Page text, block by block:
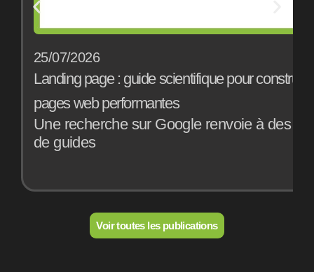
25/07/2026
Landing page : guide scientifique pour
pages web performantes
Une recherche sur Google renvoie à des
de guides
Voir toutes les publications